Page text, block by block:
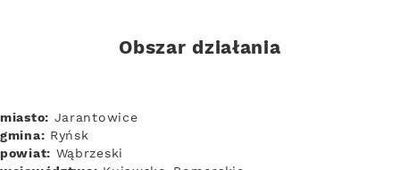
Obszar działania
miasto: Jarantowice
gmina: Ryńsk
powiat: Wąbrzeski